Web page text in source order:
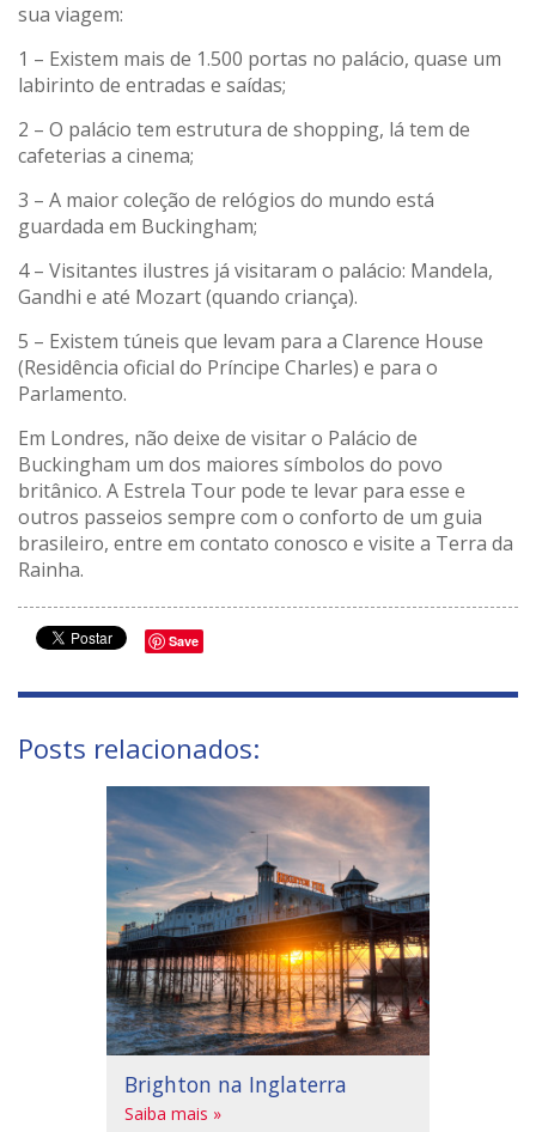
sua viagem:
1 – Existem mais de 1.500 portas no palácio, quase um
labirinto de entradas e saídas;
2 – O palácio tem estrutura de shopping, lá tem de
cafeterias a cinema;
3 – A maior coleção de relógios do mundo está
guardada em Buckingham;
4 – Visitantes ilustres já visitaram o palácio: Mandela,
Gandhi e até Mozart (quando criança).
5 – Existem túneis que levam para a Clarence House
(Residência oficial do Príncipe Charles) e para o
Parlamento.
Em Londres, não deixe de visitar o Palácio de
Buckingham um dos maiores símbolos do povo
britânico. A Estrela Tour pode te levar para esse e
outros passeios sempre com o conforto de um guia
brasileiro, entre em contato conosco e visite a Terra da
Rainha.
Save
Posts relacionados:
Brighton na Inglaterra
Saiba mais »